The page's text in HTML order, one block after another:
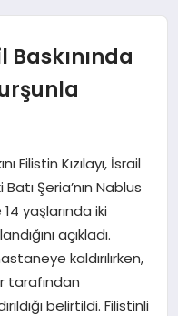
Baskınında
Filistin Kızılayı, İsrail
Şeria’nın Nablus
yaşlarında iki
açıkladı.
kaldırılırken,
tarafından
belirtildi. Filistinli